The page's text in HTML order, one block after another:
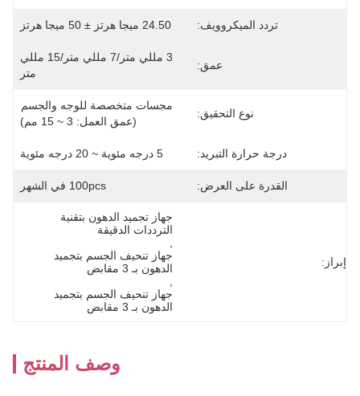
تردد الميكروويف: 24.50 ميجا هرتز ± 50 ميجا هرتز
عمق:
متر
نوع التحقيق:
(عمق العمل: 3 ~ 15 مم)
درجة حرارة التبريد: 5 درجه مئوية ~ 20 درجه مئوية
القدرة على العرض: 100pcs في الشهر
إبراز:
الترددات الدقيقة
الدهون بـ 3 مقابض
الدهون بـ 3 مقابض
وصف المنتج